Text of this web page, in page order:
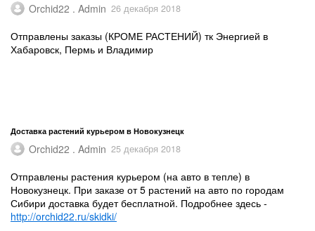
Orchid22 . Admin 26 декабря 2018
Отправлены заказы (КРОМЕ РАСТЕНИЙ) тк Энергией в
Хабаровск, Пермь и Владимир
Доставка растений курьером в Новокузнецк
Orchid22 . Admin 25 декабря 2018
Отправлены растения курьером (на авто в тепле) в
Новокузнецк. При заказе от 5 растений на авто по городам
Сибири доставка будет бесплатной. Подробнее здесь -
http://orchid22.ru/skidki/